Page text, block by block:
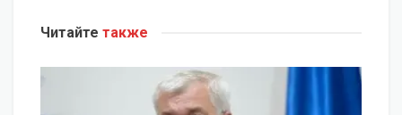
Читайте также